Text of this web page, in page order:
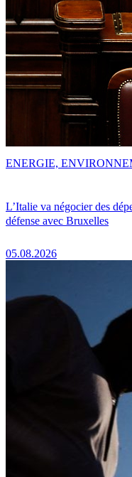
L’Italie va négocier des
défense avec Bruxelles
05.08.2026
ENERGIE,